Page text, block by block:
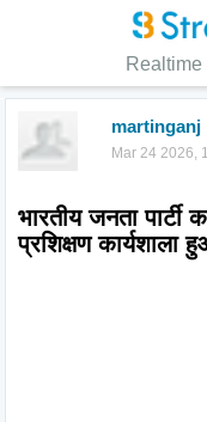
martinganj
Mar 24 2026,
भारतीय जनता पार्टी
प्रशिक्षण कार्यशाला